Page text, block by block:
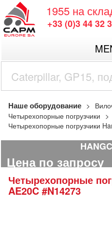
1955 на
+33 (0)3 44 32
Наше оборудование
Четырехопорные погрузчики
Четырехопорные погрузчики
Цена по запросу
Четырехопорные
AE20C #N14273